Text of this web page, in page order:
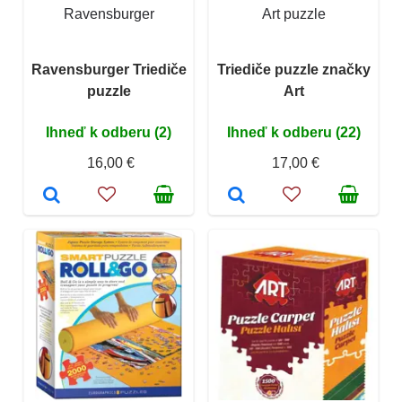
Ravensburger
Ravensburger Triediče
puzzle
Ihneď k odberu (2)
16,00 €
Art puzzle
Triediče puzzle značky
Art
Ihneď k odberu (22)
17,00 €